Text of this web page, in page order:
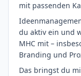
mit passenden
du aktiv ein und
MHC mit –
Branding und
Das bringst du